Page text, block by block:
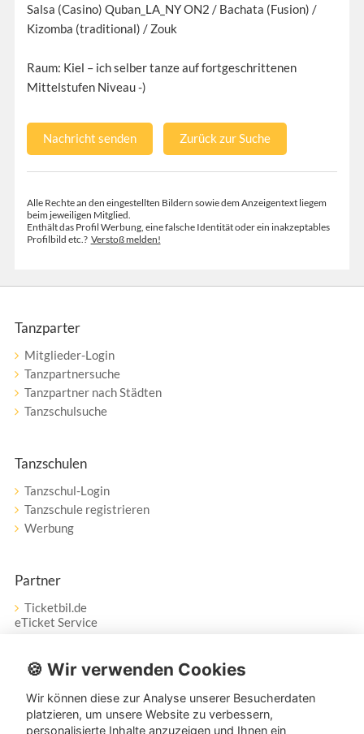
Salsa (Casino) Quban_LA_NY ON2 / Bachata (Fusion) /
Kizomba (traditional) / Zouk
Raum: Kiel – ich selber tanze auf fortgeschrittenen
Mittelstufen Niveau -)
Nachricht senden Zurück zur Suche
Alle Rechte an den eingestellten Bildern sowie dem Anzeigentext liegem
beim jeweiligen Mitglied.
Enthält das Profil Werbung, eine falsche Identität oder ein inakzeptables
Profilbild etc.? Verstoß melden!
Tanzparter
Mitglieder-Login
Tanzpartnersuche
Tanzpartner nach Städten
Tanzschulsuche
Tanzschulen
Tanzschul-Login
Tanzschule registrieren
Werbung
Partner
Ticketbil.de
eTicket Service
Vertrag widerrufen
Service
🍪 Wir verwenden Cookies
Wir können diese zur Analyse unserer Besucherdaten
platzieren, um unsere Website zu verbessern,
personalisierte Inhalte anzuzeigen und Ihnen ein